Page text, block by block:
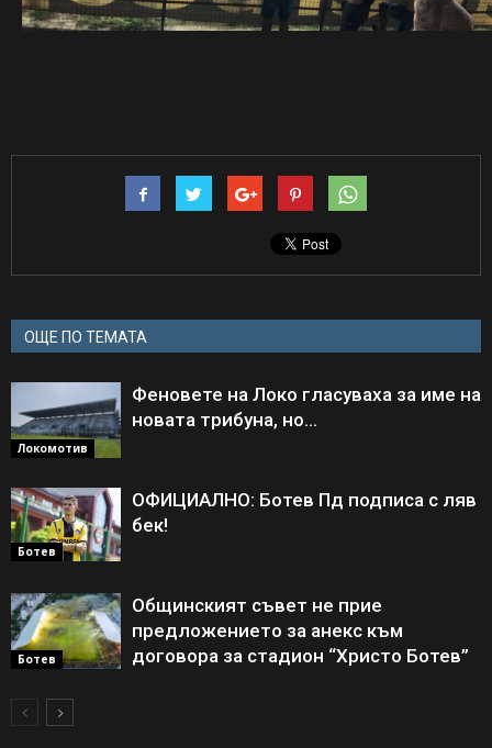
ОЩЕ ПО ТЕМАТА
Локомотив
Феновете на Локо гласуваха за име на
новата трибуна, но…
Ботев
ОФИЦИАЛНО: Ботев Пд подписа с ляв
бек!
Ботев
Общинският съвет не прие
предложението за анекс към
договора за стадион “Христо Ботев”